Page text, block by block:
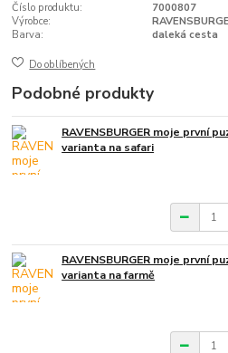
Číslo produktu:
7000807
Výrobce:
Barva:
daleká cesta
Do oblíbených
Podobné produkty
RAVENSBURGER moje první
varianta na safari
RAVENSBURGER moje první
varianta na farmě